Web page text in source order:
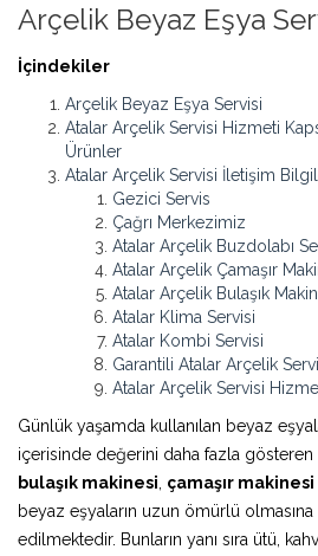
Arçelik Beyaz Eşya
İçindekiler
Arçelik Beyaz Eşya Servisi
Atalar Arçelik Servisi Hizmeti
Ürünler
Atalar Arçelik Servisi İletişim
Gezici Servis
Çağrı Merkezimiz
Atalar Arçelik Buzdolabı
Atalar Arçelik Çamaşır
Atalar Arçelik Bulaşık
Atalar Klima Servisi
Atalar Kombi Servisi
Garantili Atalar Arçelik
Atalar Arçelik Servisi
Günlük yaşamda kullanılan beyaz
içerisinde değerini daha fazla
bulaşık makinesi çamaşır makinesi
beyaz eşyaların uzun ömürlü
edilmektedir. Bunların yanı sıra ütü,